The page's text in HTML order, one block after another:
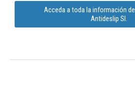
Acceda a toda la información
Antideslip Sl.